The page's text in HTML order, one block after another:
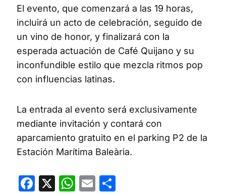
El evento, que comenzará a las 19 horas,
incluirá un acto de celebración, seguido de
un vino de honor, y finalizará con la
esperada actuación de Café Quijano y su
inconfundible estilo que mezcla ritmos pop
con influencias latinas.
La entrada al evento será exclusivamente
mediante invitación y contará con
aparcamiento gratuito en el parking P2 de la
Estación Marítima Baleària.
Facebook
X WhatsApp
Email